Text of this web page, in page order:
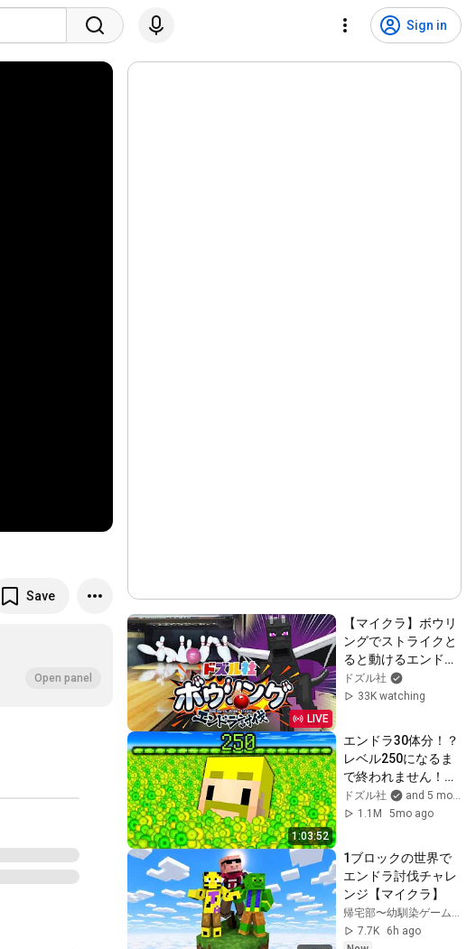
Sign in
Save
Open panel
LIVE
【マイクラ】ボウリ
ングでストライクと
ると動けるエンドラ
討伐【ドズル社生放
送】
ドズル社
33K watching
1:03:52
エンドラ30体分！？
レベル250になるま
で終われません！
【マイクラ】
ドズル社
and 5 more
1.1M
5mo ago
1ブロックの世界で
エンドラ討伐チャレ
ンジ【マイクラ】
帰宅部〜幼馴染ゲーム実況〜
7.7K
6h ago